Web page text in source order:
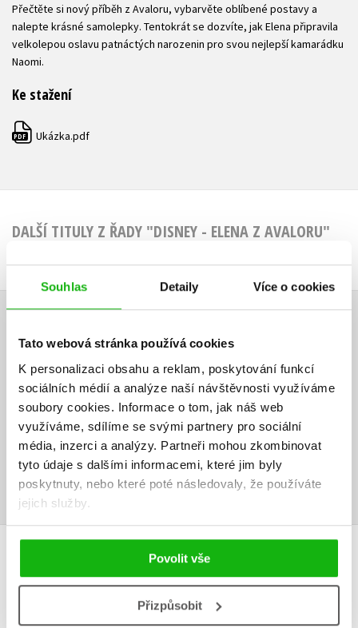
Souhlas Detaily Více o cookies
Tato webová stránka používá cookies
K personalizaci obsahu a reklam, poskytování funkcí
sociálních médií a analýze naší návštěvnosti využíváme
soubory cookies. Informace o tom, jak náš web
využíváme, sdílíme se svými partnery pro sociální
média, inzerci a analýzy. Partneři mohou zkombinovat
tyto údaje s dalšími informacemi, které jim byly
poskytnuty, nebo které poté následovaly, že používáte
jejich služby.
Povolit vše
Přizpůsobit
Přečtěte si nový příběh z Avaloru, vybarvěte oblíbené postavy a
nalepte krásné samolepky. Tentokrát se dozvíte, jak Elena připravila
velkolepou oslavu patnáctých narozenin pro svou nejlepší kamarádku
Naomi.
Ke stažení
PDF Ukázka.pdf
DALŠÍ TITULY Z ŘADY "DISNEY - ELENA Z AVALORU"
HODNOCENÍ ČTENÁŘŮ
V současné době nejsou vytvořena žádná uživatelská hodnocení.
Vaše hodnocení
Uživatelskou recenzi mohou vkládat pouze registrovaní uživatelé
Přihlásit
MOHLO BY VÁS TAKÉ ZAJÍMAT